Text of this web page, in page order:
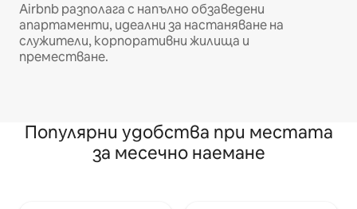
Airbnb разполага с напълно обзаведени
апартаменти, идеални за настаняване на
служители, корпоративни жилища и
преместване.
Популярни удобства при местата
за месечно наемане